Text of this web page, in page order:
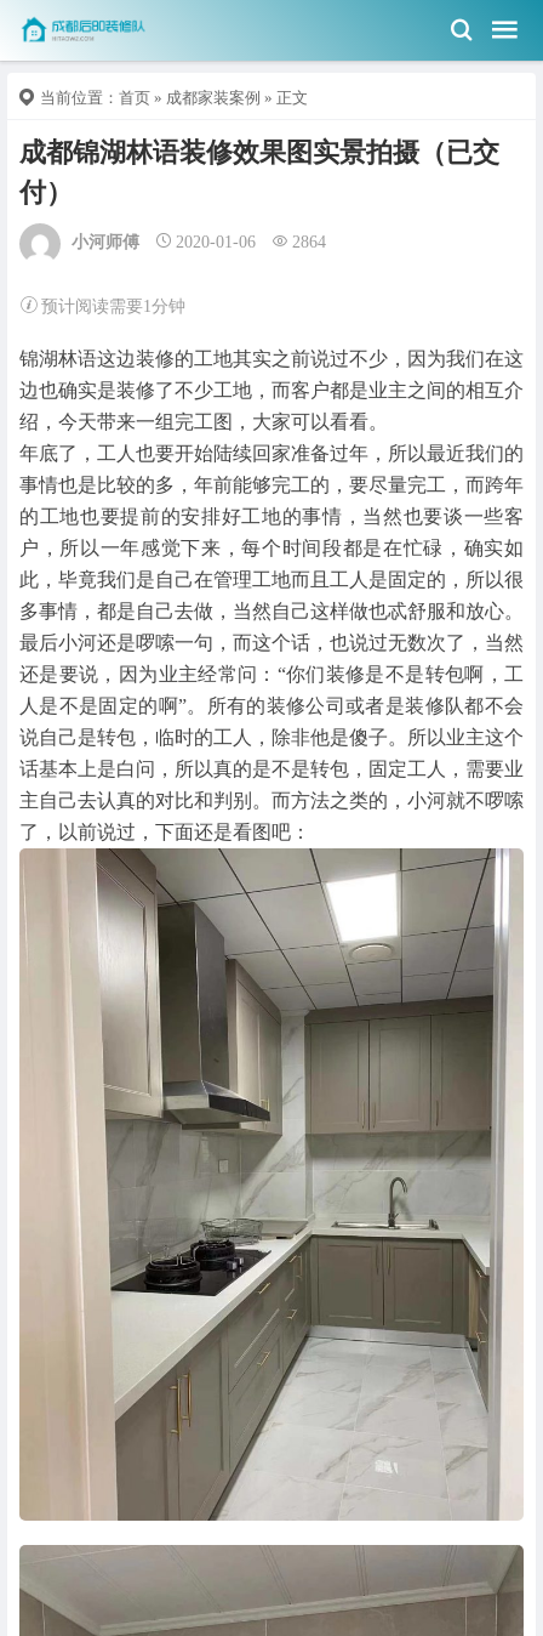
当前位置： 首页 » 成都家装案例 » 正文
成都锦湖林语装修效果图实景拍摄（已交
付）
小河师傅 2020-01-06 2864
预计阅读需要1分钟
锦湖林语这边装修的工地其实之前说过不少，因为我们在这
边也确实是装修了不少工地，而客户都是业主之间的相互介
绍，今天带来一组完工图，大家可以看看。
年底了，工人也要开始陆续回家准备过年，所以最近我们的
事情也是比较的多，年前能够完工的，要尽量完工，而跨年
的工地也要提前的安排好工地的事情，当然也要谈一些客
户，所以一年感觉下来，每个时间段都是在忙碌，确实如
此，毕竟我们是自己在管理工地而且工人是固定的，所以很
多事情，都是自己去做，当然自己这样做也忒舒服和放心。
最后小河还是啰嗦一句，而这个话，也说过无数次了，当然
还是要说，因为业主经常问：“你们装修是不是转包啊，工
人是不是固定的啊”。所有的装修公司或者是装修队都不会
说自己是转包，临时的工人，除非他是傻子。所以业主这个
话基本上是白问，所以真的是不是转包，固定工人，需要业
主自己去认真的对比和判别。而方法之类的，小河就不啰嗦
了，以前说过，下面还是看图吧：